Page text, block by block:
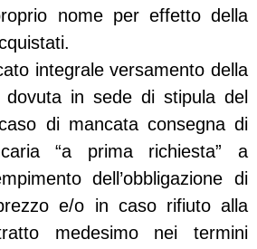
nome per effetto della
integrale versamento della
in sede di stipula del
di mancata consegna di
“a prima richiesta” a
dell’obbligazione di
e/o in caso rifiuto alla
medesimo nei termini